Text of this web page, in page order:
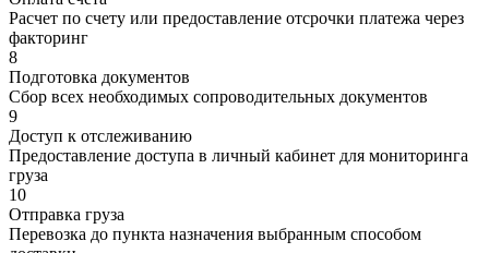
Расчет по счету или предоставление отсрочки платежа через
факторинг
8
Подготовка документов
Сбор всех необходимых сопроводительных документов
9
Доступ к отслеживанию
Предоставление доступа в личный кабинет для мониторинга
груза
10
Отправка груза
Перевозка до пункта назначения выбранным способом